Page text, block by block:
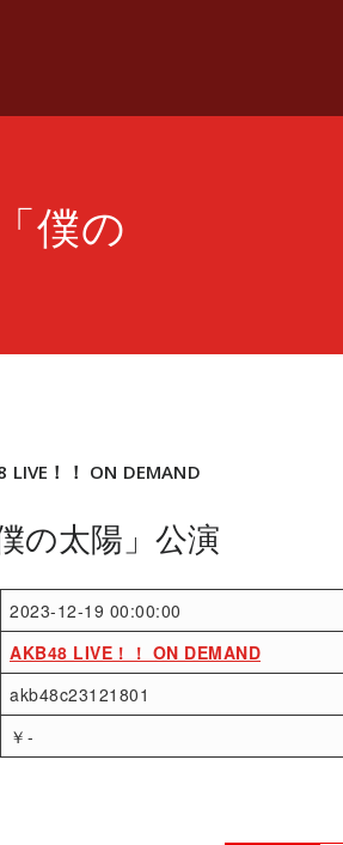
僕の
LIVE！！ ON DEMAND
の太陽」公演
2023-12-19 00:00:00
AKB48 LIVE！！ ON DEMAND
akb48c23121801
￥-